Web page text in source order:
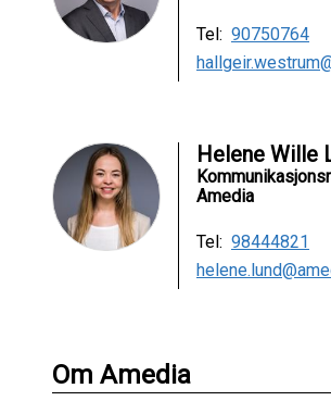
Tel: 90750764
Helene Wille
Amedia
Tel: 98444821
Om Amedia